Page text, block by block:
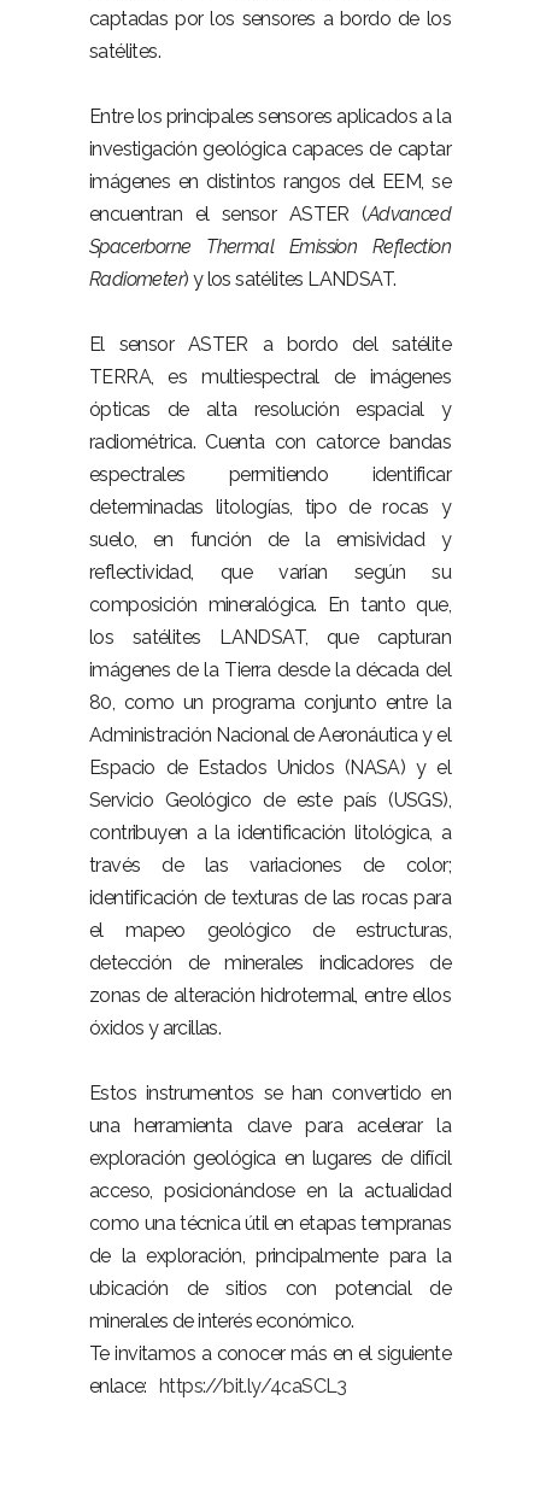
captadas por los sensores a bordo de los
satélites.
Entre los principales sensores aplicados a la
investigación geológica capaces de captar
imágenes en distintos rangos del EEM, se
encuentran el sensor ASTER (Advanced
Spacerborne Thermal Emission Reflection
Radiometer) y los satélites LANDSAT.
El sensor ASTER a bordo del satélite
TERRA, es multiespectral de imágenes
ópticas de alta resolución espacial y
radiométrica. Cuenta con catorce bandas
espectrales permitiendo identificar
determinadas litologías, tipo de rocas y
suelo, en función de la emisividad y
reflectividad, que varían según su
composición mineralógica. En tanto que,
los satélites LANDSAT, que capturan
imágenes de la Tierra desde la década del
80, como un programa conjunto entre la
Administración Nacional de Aeronáutica y el
Espacio de Estados Unidos (NASA) y el
Servicio Geológico de este país (USGS),
contribuyen a la identificación litológica, a
través de las variaciones de color;
identificación de texturas de las rocas para
el mapeo geológico de estructuras,
detección de minerales indicadores de
zonas de alteración hidrotermal, entre ellos
óxidos y arcillas.
Estos instrumentos se han convertido en
una herramienta clave para acelerar la
exploración geológica en lugares de difícil
acceso, posicionándose en la actualidad
como una técnica útil en etapas tempranas
de la exploración, principalmente para la
ubicación de sitios con potencial de
minerales de interés económico.
Te invitamos a conocer más en el siguiente
enlace:https://bit.ly/4caSCL3